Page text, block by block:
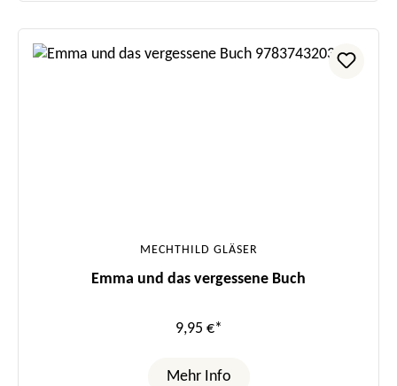
MECHTHILD GLÄSER
Emma und das vergessene Buch
9,95 €*
Mehr Info